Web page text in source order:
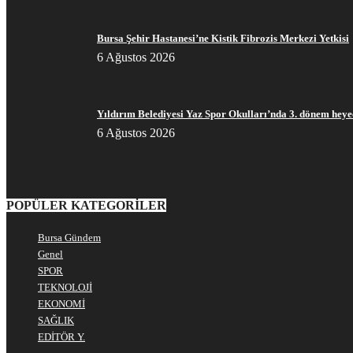
Bursa Şehir Hastanesi’ne Kistik Fibrozis Merkezi Yetkisi
6 Ağustos 2026
Yıldırım Belediyesi Yaz Spor Okulları’nda 3. dönem
6 Ağustos 2026
POPÜLER KATEGORİLER
Bursa Gündem
Genel
SPOR
TEKNOLOJİ
EKONOMİ
SAĞLIK
EDİTÖR Y.